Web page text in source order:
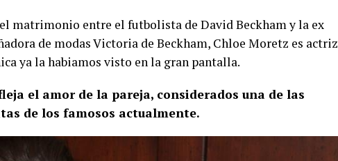
matrimonio entre el futbolista de David Beckham y la ex
de modas Victoria de Beckham, Chloe Moretz es actriz
ya la habiamos visto en la gran pantalla.
el amor de la pareja, considerados una de las
de los famosos actualmente.